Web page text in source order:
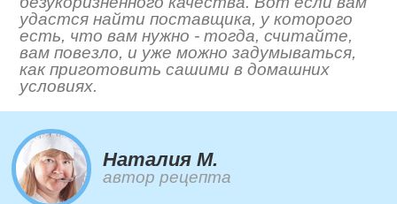
удастся найти поставщика, у которого
есть, что вам нужно - тогда, считайте,
вам повезло, и уже можно задумываться,
как приготовить сашими в домашних
условиях.
Наталия М.
автор рецепта